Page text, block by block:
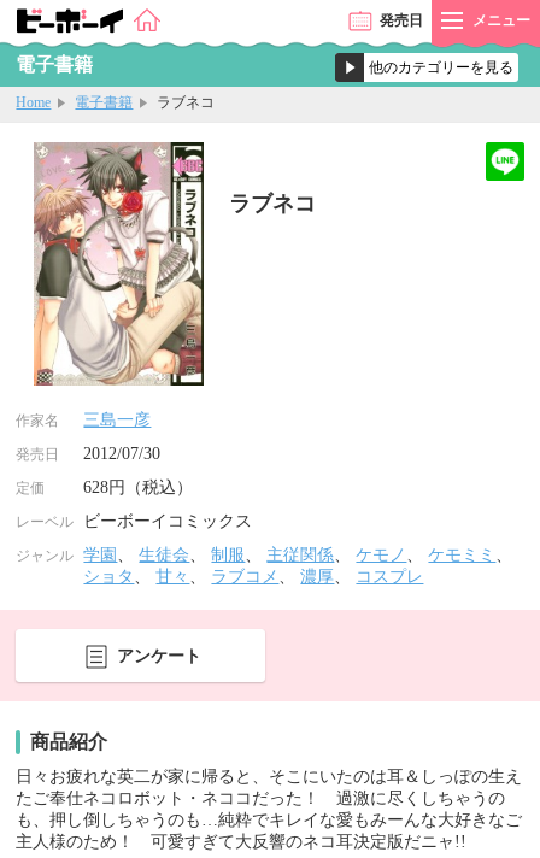
発売日 メニュー
電子書籍
Home 電子書籍 ラブネコ
ラブネコ
作家名 三島一彦
発売日 2012/07/30
定価 628円（税込）
レーベル ビーボーイコミックス
ジャンル 学園 、生徒会、制服、 主従関係、ケモノ 、ケモミミ 、
ショタ 、甘々 、 ラブコメ 、濃厚、 コスプレ
アンケート
商品紹介
日々お疲れな英二が家に帰ると、そこにいたのは耳＆しっぽの生え
たご奉仕ネコロボット・ネココだった！ 過激に尽くしちゃうの
も、押し倒しちゃうのも…純粋でキレイな愛もみーんな大好きなご
主人様のため！ 可愛すぎて大反響のネコ耳決定版だニャ!!